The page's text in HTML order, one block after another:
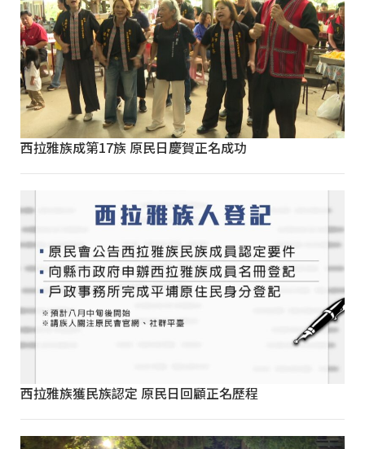
西拉雅族成第17族 原民日慶賀正名成功
西拉雅族獲民族認定 原民日回顧正名歷程